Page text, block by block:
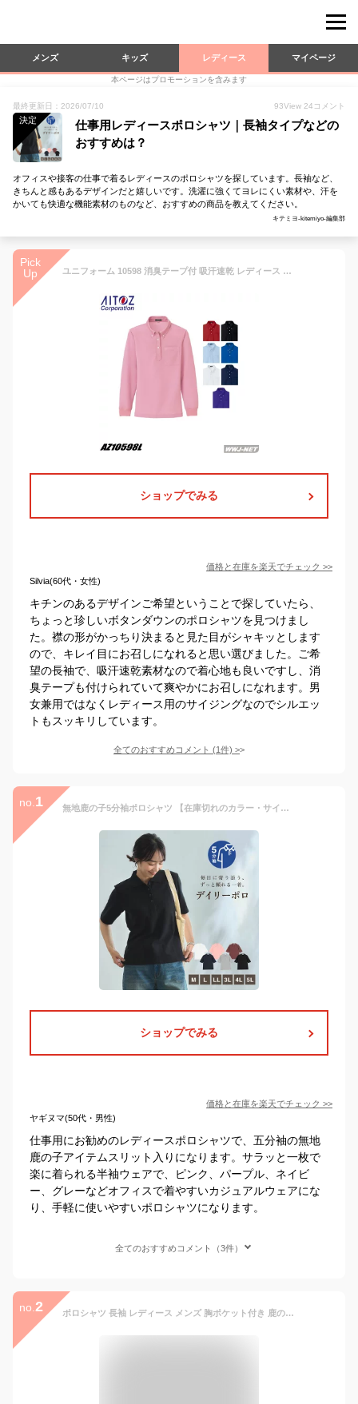
メンズ キッズ レディース マイページ
本ページはプロモーションを含みます
最終更新日：2026/07/10 93View 24 コメント
決定
仕事用レディースポロシャツ｜長袖タイプなどの
おすすめは？
オフィスや接客の仕事で着るレディースのポロシャツを探しています。長袖など、
きちんと感もあるデザインだと嬉しいです。洗濯に強くてヨレにくい素材や、汗を
かいても快適な機能素材のものなど、おすすめの商品を教えてください。
キテミヨ-kitemiyo-編集部
Pick
Up
ユニフォーム 10598 消臭テープ付 吸汗速乾 レディース 長袖 ボタンダウン ポロシャツ アイトス AZ10598L 胸ポケット付
ショップでみる
価格と在庫を楽天でチェック >>
Silvia(60代・女性)
キチンのあるデザインご希望ということで探していたら、
ちょっと珍しいボタンダウンのポロシャツを見つけまし
た。襟の形がかっちり決まると見た目がシャキッとします
ので、キレイ目にお召しになれると思い選びました。ご希
望の長袖で、吸汗速乾素材なので着心地も良いですし、消
臭テープも付けられていて爽やかにお召しになれます。男
女兼用ではなくレディース用のサイジングなのでシルエッ
トもスッキリしています。
全てのおすすめコメント (1件) >
no. 1 無地鹿の子5分袖ポロシャツ 【在庫切れのカラー・サイズは別ページでもご確認ください！】 レディース スリット入り 人気商品 売れてます！ M L LL 3L 4L 5L オフ ピンク パープル ネイビー グレー クロ sleeve VANSPORTS（バンスポーツ） 送料無料
ショップでみる
価格と在庫を楽天でチェック >>
ヤギヌマ(50代・男性)
仕事用にお勧めのレディースポロシャツで、五分袖の無地
鹿の子アイテムスリット入りになります。サラッと一枚で
楽に着られる半袖ウェアで、ピンク、パープル、ネイビ
ー、グレーなどオフィスで着やすいカジュアルウェアにな
り、手軽に使いやすいポロシャツになります。
全てのおすすめコメント（3件）
no. 2 ポロシャツ 長袖 レディース メンズ 胸ポケット付き 鹿の子 形状安定 UVカット 綿混 厚手 吸汗速乾 無地 SS〜5L ビジネス 仕事着 作業着 事務服 介護 飲食店 ユニフォーム 制服 ゴルフ テニス スポーツウェア ビズポロ 通学 白黒紺 大きいサイズ オーバーサイズ 母の日 00169